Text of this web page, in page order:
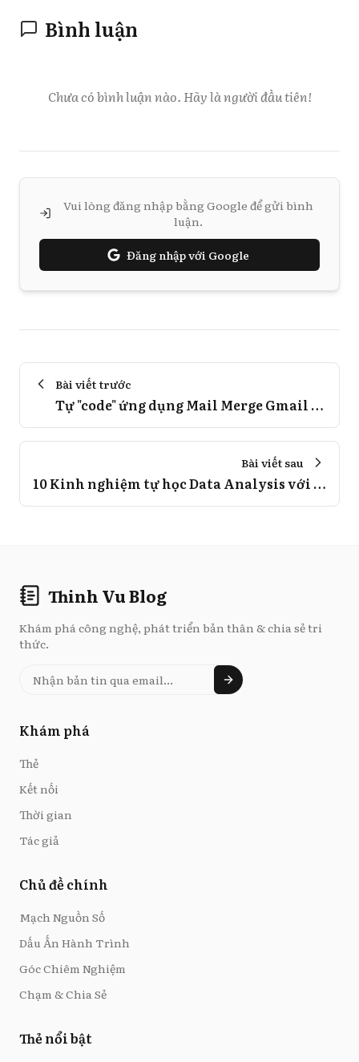
Bình luận
Chưa có bình luận nào. Hãy là người đầu tiên!
Vui lòng đăng nhập bằng Google để gửi bình
luận.
Đăng nhập với Google
Bài viết trước
Tự "code" ứng dụng Mail Merge Gmail đơn giản trong 15 phút với Google Apps Script
Bài viết sau
10 Kinh nghiệm tự học Data Analysis với Python thành công
Thinh Vu Blog
Khám phá công nghệ, phát triển bản thân & chia sẻ tri
thức.
Khám phá
Thẻ
Kết nối
Thời gian
Tác giả
Chủ đề chính
Mạch Nguồn Số
Dấu Ấn Hành Trình
Góc Chiêm Nghiệm
Chạm & Chia Sẻ
Thẻ nổi bật